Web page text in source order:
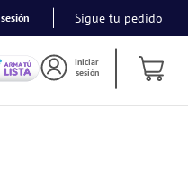
Sigue tu pedido
Iniciar
sesión